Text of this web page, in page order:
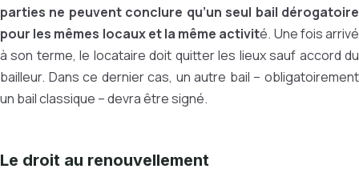
parties ne peuvent conclure qu’un seul bail dérogatoire
pour les mêmes locaux et la même activité. Une fois arrivé
à son terme, le locataire doit quitter les lieux sauf accord du
bailleur. Dans ce dernier cas, un autre bail – obligatoirement
un bail classique – devra être signé.
Le droit au renouvellement